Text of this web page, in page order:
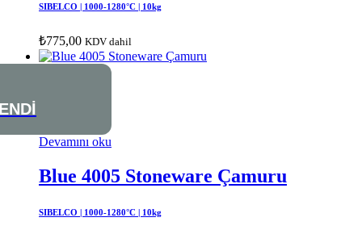
SIBELCO | 1000-1280°C | 10kg
₺775,00 KDV dahil
Devamını oku
Blue 4005 Stoneware Çamuru
SIBELCO | 1000-1280°C | 10kg